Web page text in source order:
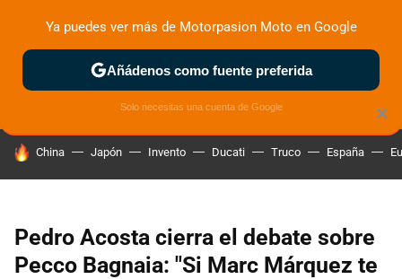
ZONA DE PRUEBAS DEPORTIVAS MOTOS ELÉCTRICAS
HOY SE HABLA DE
China Japón Invento Ducati Truco España
Pedro Acosta cierra el debate sobre
Pecco Bagnaia: "Si Marc Márquez te
×
Ya puedes ver más de Motorpasion Moto en Google
Añádenos como fuente preferida
Solo necesitas una cuenta de Google